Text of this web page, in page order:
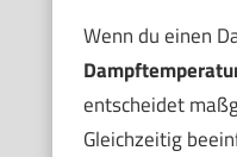
Wenn du einen
entscheidet
Gleichzeitig